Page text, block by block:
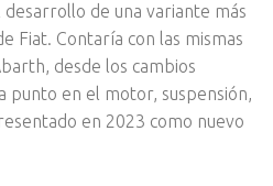
de una variante más
Fiat. Contaría con las mismas
desde los cambios
punto en el motor, suspensión,
en 2023 como nuevo